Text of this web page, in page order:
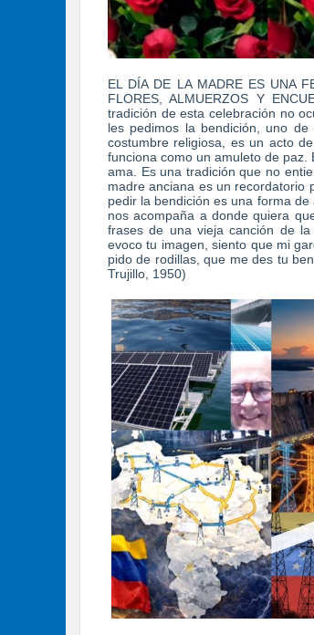
EL DÍA DE LA MADRE ES UNA
FLORES, ALMUERZOS Y
tradición de esta celebración no
les pedimos la bendición, uno
costumbre religiosa, es un acto
funciona como un amuleto de
ama. Es una tradición que no
madre anciana es un recordatorio
pedir la bendición es una forma
nos acompaña a donde quiera
frases de una vieja canción de
evoco tu imagen, siento que mi
pido de rodillas, que me des tu
Trujillo, 1950)